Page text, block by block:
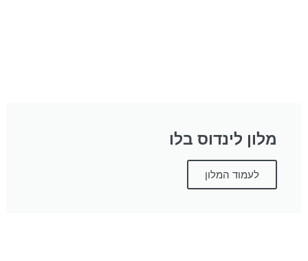
מלון לינדוס בלו
לעמוד המלון